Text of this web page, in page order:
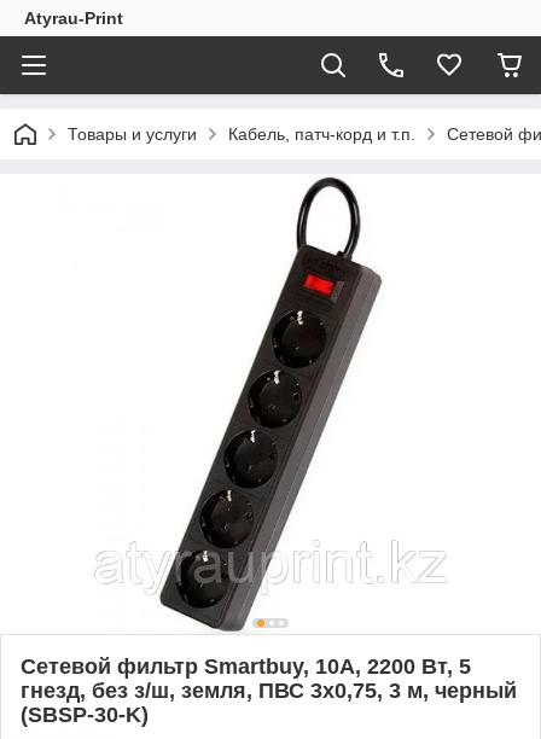
Atyrau-Print
Товары и услуги Кабель, патч-корд и т.п. Сетевой
Сетевой фильтр Smartbuy, 10А, 2200 Вт, 5
гнезд, без з/ш, земля, ПВС 3x0,75, 3 м, черный
(SBSP-30-K)